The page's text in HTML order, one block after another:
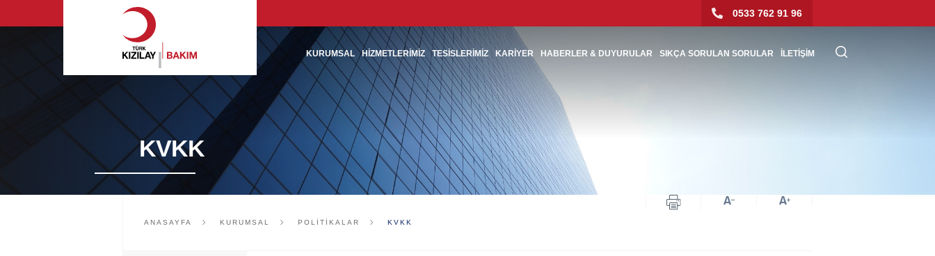
0533 762 91 96
KURUMSAL HİZMETLERİMİZ TESİSLERİMİZ KARİYER HABERLER & DUYURULAR SIKÇA SORULAN SORULAR İLETİŞİM
KVKK
ANASAYFA KURUMSAL POLITIKALAR KVKK